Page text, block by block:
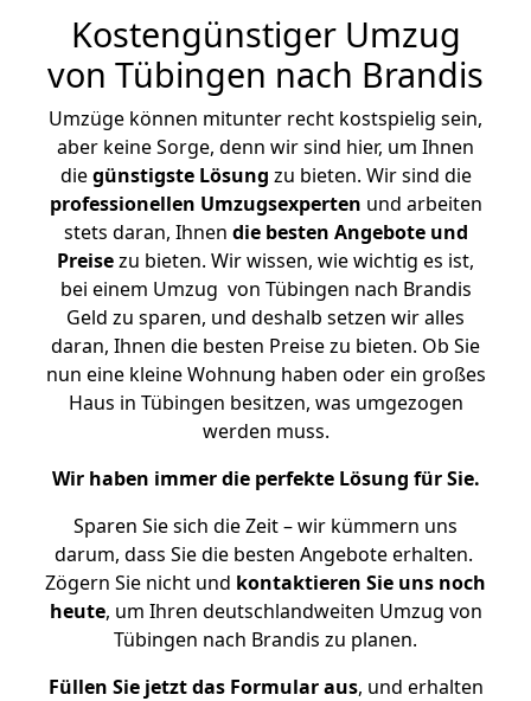
Kostengünstiger Umzug
von Tübingen nach Brandis
Umzüge können mitunter recht kostspielig sein,
aber keine Sorge, denn wir sind hier, um Ihnen
diegünstigste Lösung zu bieten. Wir sind die
professionellen Umzugsexperten und arbeiten
stets daran, Ihnen die besten Angebote und
Preisezu bieten. Wir wissen, wie wichtig es ist,
bei einem Umzug von Tübingen nach Brandis
Geld zu sparen, und deshalb setzen wir alles
daran, Ihnen die besten Preise zu bieten. Ob Sie
nun eine kleine Wohnung haben oder ein großes
Haus in Tübingen besitzen, was umgezogen
werden muss.
Wir haben immer die perfekte Lösung für Sie.
Sparen Sie sich die Zeit – wir kümmern uns
darum, dass Sie die besten Angebote erhalten.
Zögern Sie nicht und kontaktieren Sie uns noch
heute, um Ihren deutschlandweiten Umzug von
Tübingen nach Brandis zu planen.
Füllen Sie jetzt das Formular aus, und erhalten